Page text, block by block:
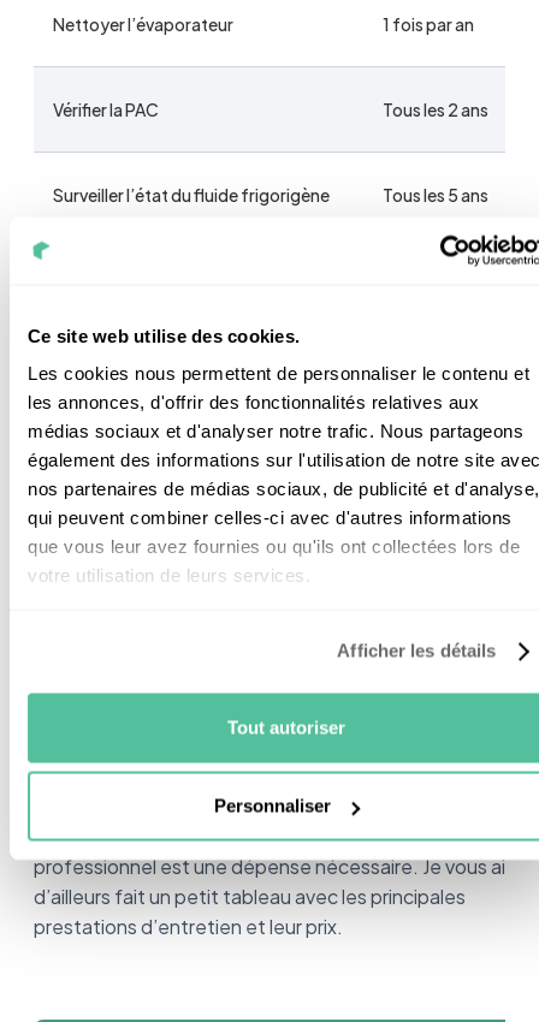
Ce site web utilise des cookies.
Les cookies nous permettent de personnaliser le contenu et
les annonces, d'offrir des fonctionnalités relatives aux
médias sociaux et d'analyser notre trafic. Nous partageons
également des informations sur l'utilisation de notre site
nos partenaires de médias sociaux, de publicité et d'analyse,
qui peuvent combiner celles-ci avec d'autres informations
que vous leur avez fournies ou qu'ils ont collectées lors de
votre utilisation de leurs services.
Afficher les détails
Tout autoriser
Personnaliser
Nettoyer l’évaporateur 1 fois par an
Vérifier la PAC Tous les 2 ans
Surveiller l’état du fluide frigorigène Tous les 5 ans
Vérifier les circuits électriques Tous les 2 ans
Vidange En cas de gel
thermodynamique par un
plombier-chauffagiste ?
L’entretien régulier de son chauffe-eau par un
professionnel est une dépense nécessaire. Je vous ai
d’ailleurs fait un petit tableau avec les principales
prestations d’entretien et leur prix.